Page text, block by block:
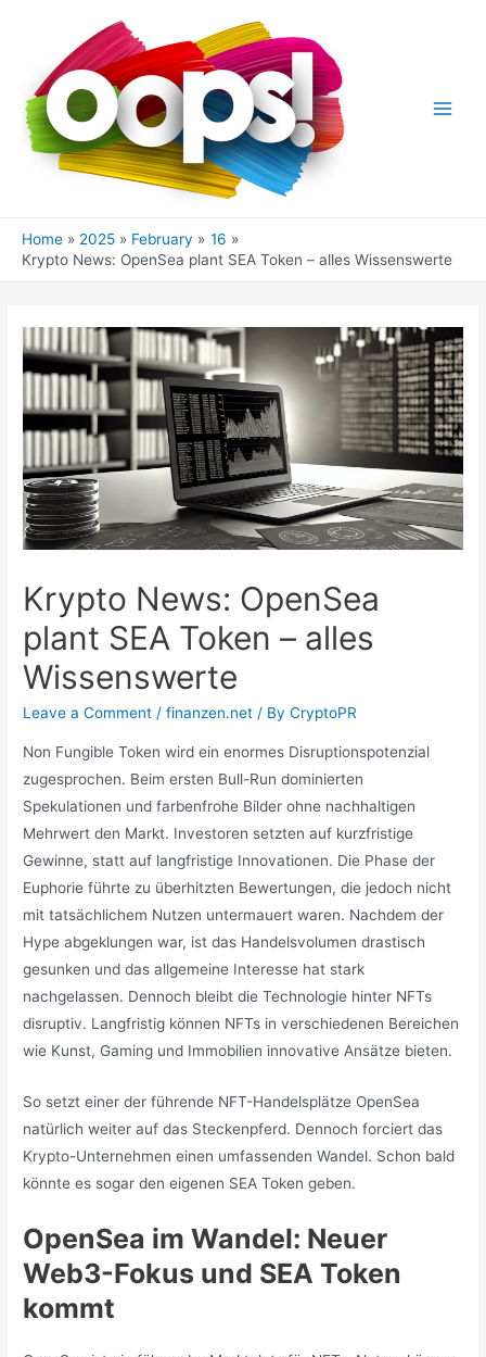
Home 2025 February
16
Krypto News: OpenSea plant SEA Token – alles Wissenswerte
Krypto News: OpenSea
plant SEA Token – alles
Wissenswerte
Leave a Comment /finanzen.net / ByCryptoPR
Non Fungible Token wird ein enormes Disruptionspotenzial
zugesprochen. Beim ersten Bull-Run dominierten
Spekulationen und farbenfrohe Bilder ohne nachhaltigen
Mehrwert den Markt. Investoren setzten auf kurzfristige
Gewinne, statt auf langfristige Innovationen. Die Phase der
Euphorie führte zu überhitzten Bewertungen, die jedoch nicht
mit tatsächlichem Nutzen untermauert waren. Nachdem der
Hype abgeklungen war, ist das Handelsvolumen drastisch
gesunken und das allgemeine Interesse hat stark
nachgelassen. Dennoch bleibt die Technologie hinter NFTs
disruptiv. Langfristig können NFTs in verschiedenen Bereichen
wie Kunst, Gaming und Immobilien innovative Ansätze bieten.
So setzt einer der führende NFT-Handelsplätze OpenSea
natürlich weiter auf das Steckenpferd. Dennoch forciert das
Krypto-Unternehmen einen umfassenden Wandel. Schon bald
könnte es sogar den eigenen SEA Token geben.
OpenSea im Wandel: Neuer
Web3-Fokus und SEA Token
kommt